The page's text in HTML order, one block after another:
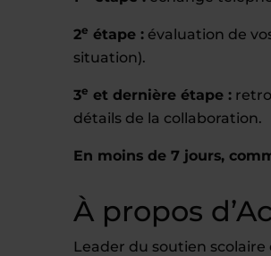
2e étape : évaluation de
situation).
3e et dernière étape :
détails de la collaboration.
En moins de 7 jours,
À propos
Leader du soutien scolaire